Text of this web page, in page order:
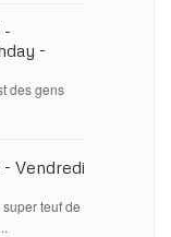
-
-
des gens
Vendredi
teuf de